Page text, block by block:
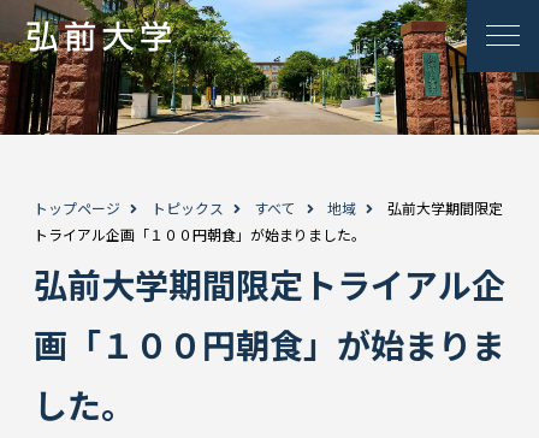
トップページ トピックス すべて 地域
弘前大学期間限定
トライアル企画「１００円朝食」が始まりました。
弘前大学期間限定トライアル企
画「１００円朝食」が始まりま
した。